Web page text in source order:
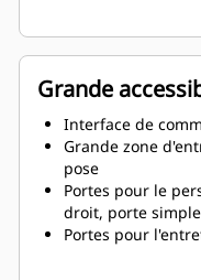
Grande
Interface de
Grande zone
pose
Portes pour le
droit, porte
Portes pour